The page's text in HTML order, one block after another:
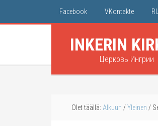
Facebook VKontakte
INKERIN
Церковь Ингрии
Olet täällä: Alkuun /Yleinen /